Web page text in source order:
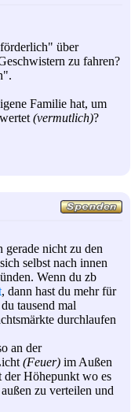
über
zu fahren?
Familie hat, um
(vermutlich)?
gerade nicht zu den
selbst nach innen
Wenn du zb
, dann hast du mehr für
tausend mal
durchlaufen
an der
(Feuer) im Außen
der Höhepunkt wo es
zu verteilen und